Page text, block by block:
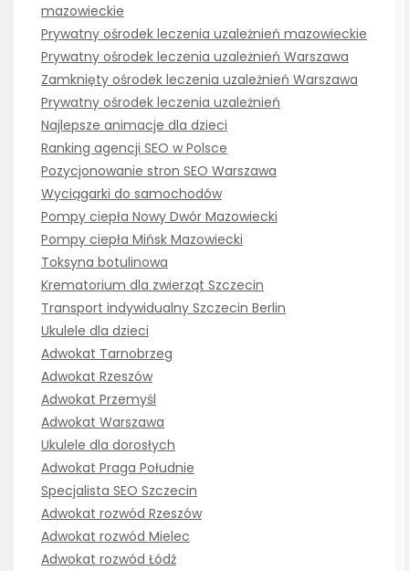
mazowieckie
Prywatny ośrodek leczenia uzależnień mazowieckie
Prywatny ośrodek leczenia uzależnień Warszawa
Zamknięty ośrodek leczenia uzależnień Warszawa
Prywatny ośrodek leczenia uzależnień
Najlepsze animacje dla dzieci
Ranking agencji SEO w Polsce
Pozycjonowanie stron SEO Warszawa
Wyciągarki do samochodów
Pompy ciepła Nowy Dwór Mazowiecki
Pompy ciepła Mińsk Mazowiecki
Toksyna botulinowa
Krematorium dla zwierząt Szczecin
Transport indywidualny Szczecin Berlin
Ukulele dla dzieci
Adwokat Tarnobrzeg
Adwokat Rzeszów
Adwokat Przemyśl
Adwokat Warszawa
Ukulele dla dorosłych
Adwokat Praga Południe
Specjalista SEO Szczecin
Adwokat rozwód Rzeszów
Adwokat rozwód Mielec
Adwokat rozwód Łódź